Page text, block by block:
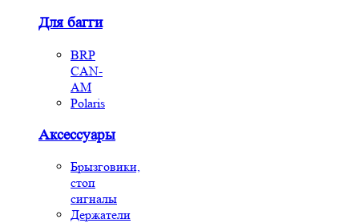
Для багги
BRP
CAN-
AM
Polaris
Аксессуары
Брызговики,
стоп
сигналы
Держатели